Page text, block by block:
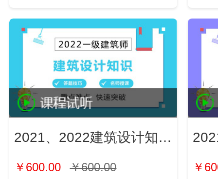
2021、2022建筑设计知识（新）
￥600.00 ￥600.00 ￥